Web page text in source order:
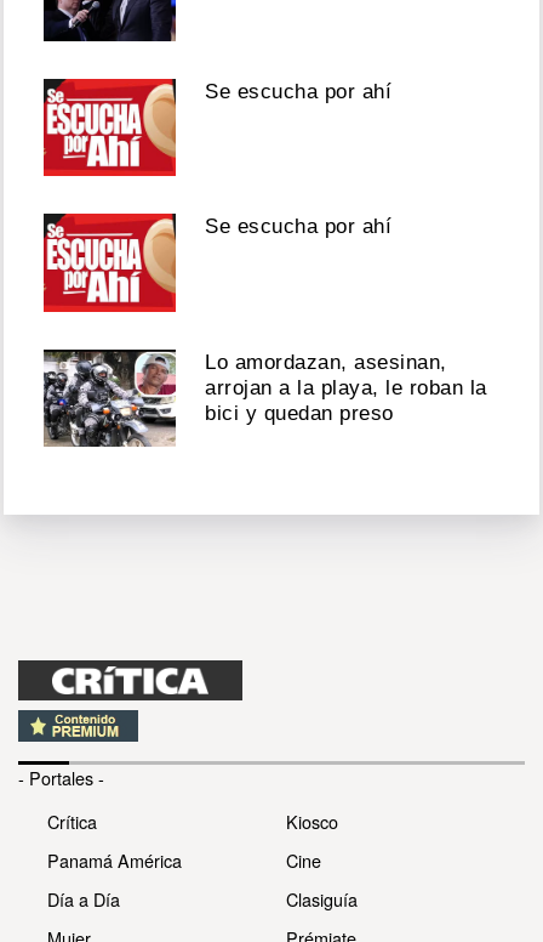
Se escucha por ahí
Se escucha por ahí
Lo amordazan, asesinan,
arrojan a la playa, le roban la
bici y quedan preso
- Portales -
Crítica
Panamá América
Día a Día
Kiosco
Cine
Clasiguía